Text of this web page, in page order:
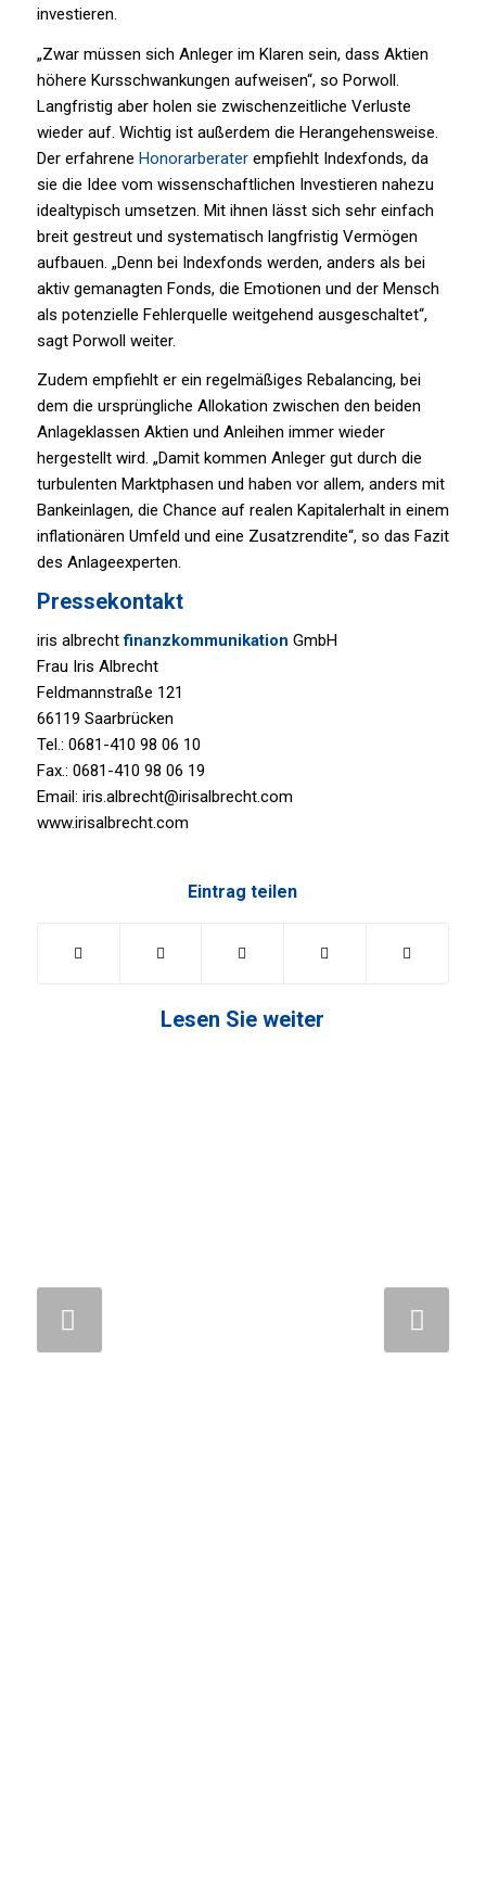
investieren.
„Zwar müssen sich Anleger im Klaren sein, dass Aktien
höhere Kursschwankungen aufweisen“, so Porwoll.
Langfristig aber holen sie zwischenzeitliche Verluste
wieder auf. Wichtig ist außerdem die Herangehensweise.
Der erfahrene Honorarberaterempfiehlt Indexfonds, da
sie die Idee vom wissenschaftlichen Investieren nahezu
idealtypisch umsetzen. Mit ihnen lässt sich sehr einfach
breit gestreut und systematisch langfristig Vermögen
aufbauen. „Denn bei Indexfonds werden, anders als bei
aktiv gemanagten Fonds, die Emotionen und der Mensch
als potenzielle Fehlerquelle weitgehend ausgeschaltet“,
sagt Porwoll weiter.
Zudem empfiehlt er ein regelmäßiges Rebalancing, bei
dem die ursprüngliche Allokation zwischen den beiden
Anlageklassen Aktien und Anleihen immer wieder
hergestellt wird. „Damit kommen Anleger gut durch die
turbulenten Marktphasen und haben vor allem, anders mit
Bankeinlagen, die Chance auf realen Kapitalerhalt in einem
inflationären Umfeld und eine Zusatzrendite“, so das Fazit
des Anlageexperten.
Pressekontakt
iris albrechtfinanzkommunikation GmbH
Frau Iris Albrecht
Feldmannstraße 121
66119 Saarbrücken
Tel.: 0681-410 98 06 10
Fax.: 0681-410 98 06 19
Email: iris.albrecht@irisalbrecht.com
www.irisalbrecht.com
Eintrag teilen
Lesen Sie weiter